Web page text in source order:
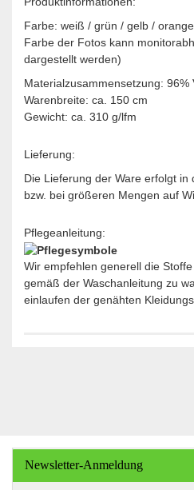
Farbe: weiß / grün / gelb /
Farbe der Fotos kann
dargestellt werden)
Materialzusammensetzung: 96%
Warenbreite: ca. 150 cm
Gewicht: ca. 310 g/lfm
Lieferung:
Die Lieferung der Ware erfolgt
bzw. bei größeren Mengen auf
Pflegeanleitung:
Wir empfehlen generell die
gemäß der Waschanleitung zu
einlaufen der genähten
Newsletter-Anmeldung